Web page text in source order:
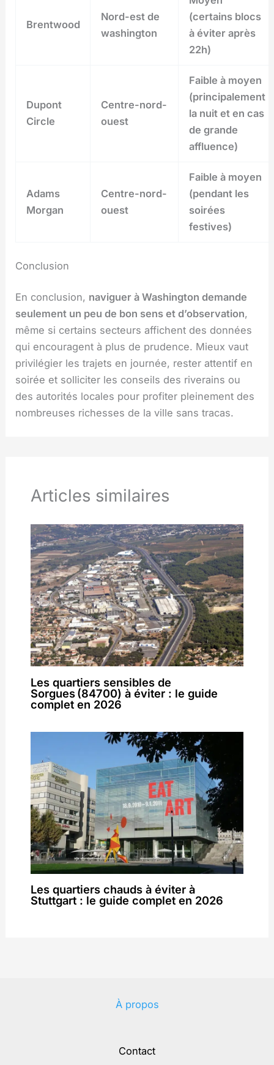
Brentwood
Nord-est de
washington
(certains blocs
à éviter après
22h)
Dupont
Circle
Centre-nord-
ouest
Faible à moyen
(principalement
la nuit et en cas
de grande
affluence)
Adams
Morgan
Centre-nord-
ouest
Faible à moyen
(pendant les
soirées
festives)
Conclusion
En conclusion, naviguer à Washington demande
seulement un peu de bon sens et d’observation,
même si certains secteurs affichent des données
qui encouragent à plus de prudence. Mieux vaut
privilégier les trajets en journée, rester attentif en
soirée et solliciter les conseils des riverains ou
des autorités locales pour profiter pleinement des
nombreuses richesses de la ville sans tracas.
Articles similaires
Les quartiers sensibles de
Sorgues (84700) à éviter : le guide
complet en 2026
Les quartiers chauds à éviter à
Stuttgart : le guide complet en 2026
À propos
Contact